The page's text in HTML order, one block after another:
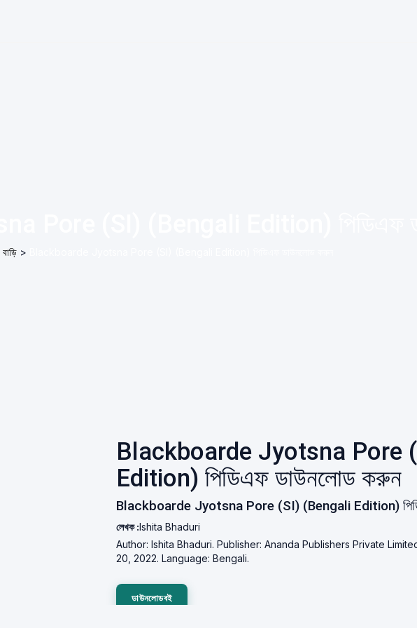
বাড়ি >
Blackboarde Jyotsna Pore
Edition) পিডিএফ ডাউনলোড করুন
Blackboarde Jyotsna Pore (SI) (Bengali Edition)
লেখক :Ishita Bhaduri
Author: Ishita Bhaduri. Publisher: Ananda Publishers Private
20, 2022. Language: Bengali.
ডাউনলোডবই